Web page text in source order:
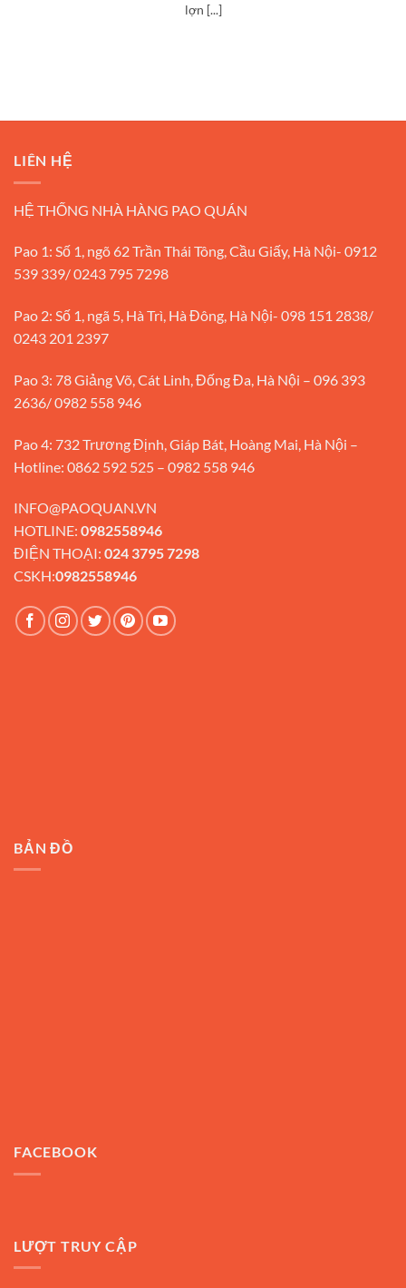
lợn [...]
LIÊN HỆ
HỆ THỐNG NHÀ HÀNG PAO QUÁN
Pao 1: Số 1, ngõ 62 Trần Thái Tông, Cầu Giấy, Hà Nội- 0912
539 339/ 0243 795 7298
Pao 2: Số 1, ngã 5, Hà Trì, Hà Đông, Hà Nội- 098 151 2838/
0243 201 2397
Pao 3: 78 Giảng Võ, Cát Linh, Đống Đa, Hà Nội – 096 393
2636/ 0982 558 946
Pao 4: 732 Trương Định, Giáp Bát, Hoàng Mai, Hà Nội –
Hotline: 0862 592 525 – 0982 558 946
INFO@PAOQUAN.VN
HOTLINE: 0982558946
ĐIỆN THOẠI: 024 3795 7298
CSKH:0982558946
BẢN ĐỒ
FACEBOOK
LƯỢT TRUY CẬP